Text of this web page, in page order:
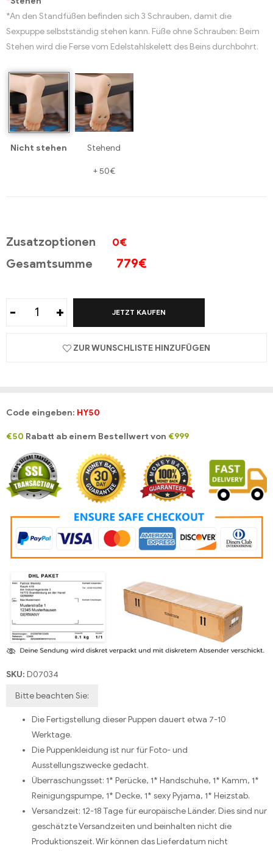
*An den Standfüßen befinden sich 3 Schrauben, damit die
Sexpuppe selbstständig stehen kann. Füße ohne Schrauben: Beim
Stehen wird die Ferse vom Edelstahlskelett des Beins durchbohrt.
Nicht stehen Stehend
+50€
Zusatzoptionen 0€
Gesamtsumme 779€
- + JETZT KAUFEN
ZUR WUNSCHLISTE HINZUFÜGEN
Code eingeben: HY50
€50 Rabatt ab einem Bestellwert von €999
SKU: D07034
Bitte beachten Sie:
Die Fertigstellung dieser Puppen dauert etwa 7-10
Werktage.
Die Puppenkleidung ist nur für Foto- und
Ausstellungszwecke gedacht.
Überraschungsset: 1* Perücke, 1* Handschuhe, 1* Kamm, 1*
Reinigungspumpe, 1* Decke, 1* sexy Pyjama, 1* Heizstab.
Versandzeit: 12-18 Tage für europäische Länder. Dies sind nur
geschätzte Versandzeiten und beinhalten nicht die
Produktionszeit. Wir können das Lieferdatum nicht